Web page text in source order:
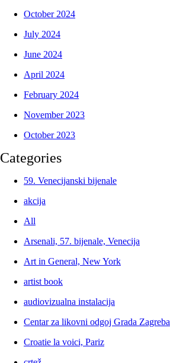
October 2024
July 2024
June 2024
April 2024
February 2024
November 2023
October 2023
Categories
59. Venecijanski bijenale
akcija
All
Arsenali, 57. bijenale, Venecija
Art in General, New York
artist book
audiovizualna instalacija
Centar za likovni odgoj Grada Zagreba
Croatie la voici, Pariz